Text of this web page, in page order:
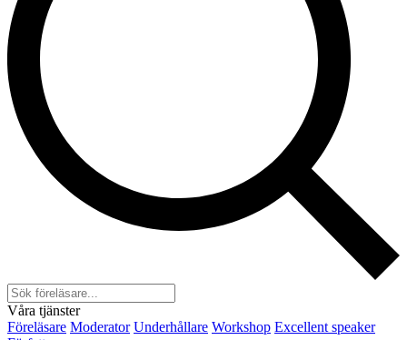
Våra tjänster
Föreläsare Moderator Underhållare Workshop Excellent speaker